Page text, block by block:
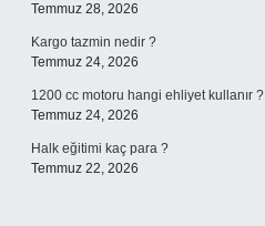
Temmuz 28, 2026
Kargo tazmin nedir ?
Temmuz 24, 2026
1200 cc motoru hangi ehliyet kullanır ?
Temmuz 24, 2026
Halk eğitimi kaç para ?
Temmuz 22, 2026